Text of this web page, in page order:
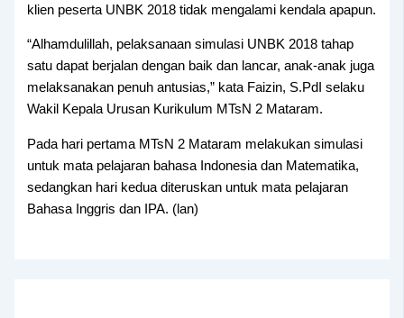
klien peserta UNBK 2018 tidak mengalami kendala apapun.
“Alhamdulillah, pelaksanaan simulasi UNBK 2018 tahap
satu dapat berjalan dengan baik dan lancar, anak-anak juga
melaksanakan penuh antusias,” kata Faizin, S.PdI selaku
Wakil Kepala Urusan Kurikulum MTsN 2 Mataram.
Pada hari pertama MTsN 2 Mataram melakukan simulasi
untuk mata pelajaran bahasa Indonesia dan Matematika,
sedangkan hari kedua diteruskan untuk mata pelajaran
Bahasa Inggris dan IPA. (lan)